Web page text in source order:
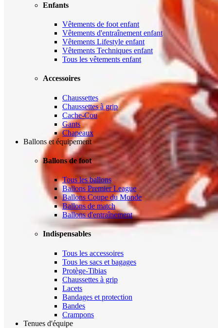
Enfants
Vêtements de foot enfant
Vêtements d'entraînement enfant
Vêtements Lifestyle enfant
Vêtements Techniques enfant
Tous les vêtements enfant
Accessoires
Chaussettes
Chaussettes à grip
Cache-Cou
Gants
Chapeaux
Ballons et équipement
Ballons de foot
Tous les ballons
Ballons Premier League
Ballons Coupe du Monde
Ballons de match
Ballons d'entraînement
Indispensables
Tous les accessoires
Tous les sacs et bagages
Protège-Tibias
Chaussettes à grip
Lacets
Bandages et protection
Bandes
Crampons
Tenues d'équipe